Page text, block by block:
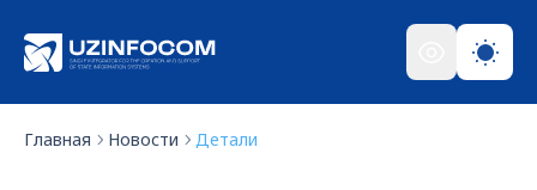
Главная Новости Детали